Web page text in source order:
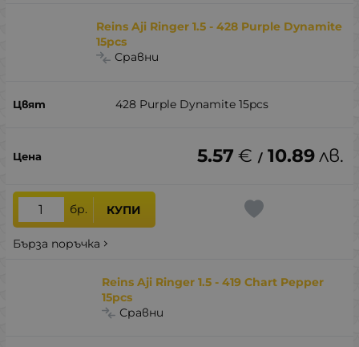
Reins Aji Ringer 1.5 - 428 Purple Dynamite
15pcs
Сравни
428 Purple Dynamite 15pcs
5.57 € / 10.89лв.
бр. КУПИ
Бърза поръчка
Reins Aji Ringer 1.5 - 419 Chart Pepper
15pcs
Сравни